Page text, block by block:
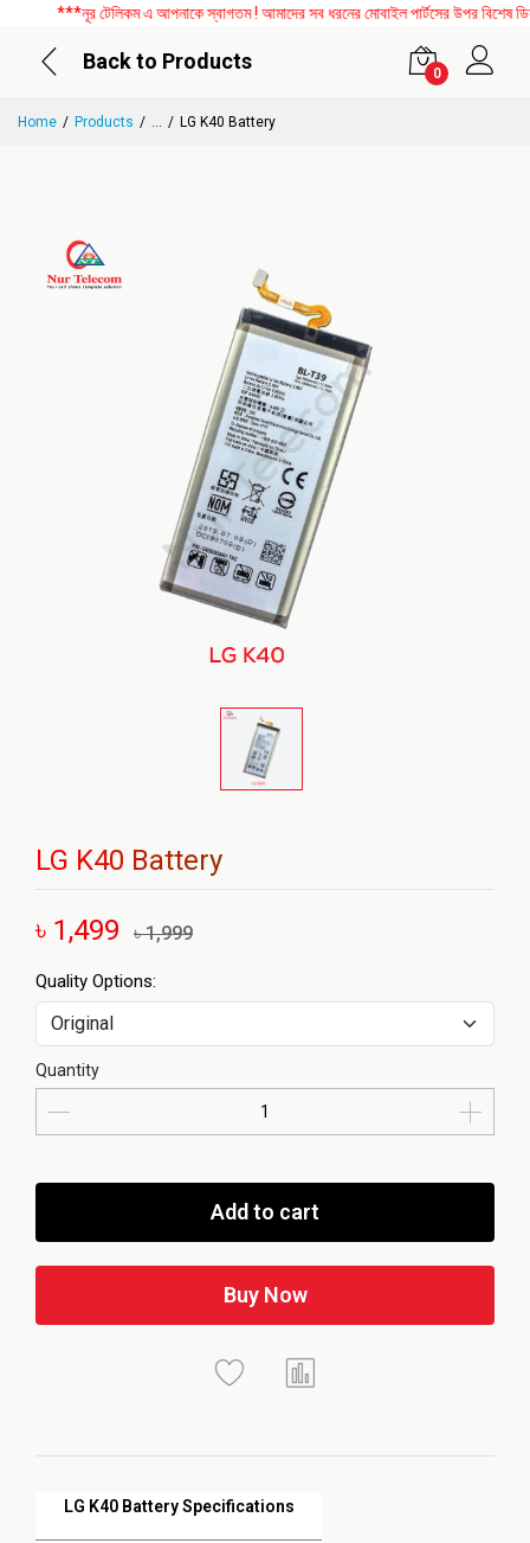
***নূর টেলিকম এ আপনাকে স্বাগতম ! আমাদের সব ধরনের মোবাইল পার্টসের উপর বিশেষ
Back to Products
0
Home Products ... LG K40 Battery
LG K40 Battery
৳ 1,499 ৳ 1,999
LG K40 Battery Specifications
Quality Options:
Quantity
Add to cart
Buy Now